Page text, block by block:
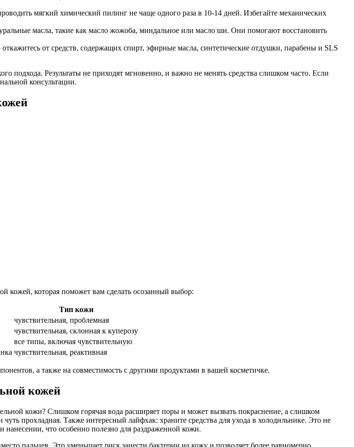
мягкий химический пилинг не чаще одного раза в 10-14 дней. Избегайте механических
масла, такие как масло жожоба, миндальное или масло ши. Они помогают восстановить
от средств, содержащих спирт, эфирные масла, синтетические отдушки, парабены и SLS
подхода. Результаты не приходят мгновенно, и важно не менять средства слишком часто. Если
консультации.
кожей, которая поможет вам сделать осозанный выбор:
Тип кожи
чувствительная, проблемная
чувствительная, склонная к куперозу
все типы, включая чувствительную
чувствительная, реактивная
а также на совместимость с другими продуктами в вашей косметичке.
кожей
кожи? Слишком горячая вода расширяет поры и может вызвать покраснение, а слишком
прохладная. Также интересный лайфхак: храните средства для ухода в холодильнике. Это не
что особенно полезно для раздраженной кожи.
пальцев. Это уменьшает риск занести бактерии на кожу и позволяет более равномерно